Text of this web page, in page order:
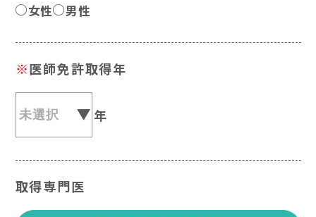
女性 男性
※医師免許取得年
年
取得専門医